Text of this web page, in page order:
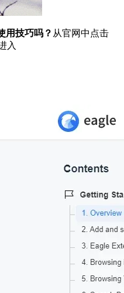
用技巧吗？ 从官网中点击
入